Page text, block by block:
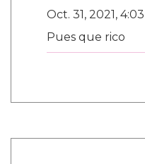
Oct. 31, 2021,
Pues que rico